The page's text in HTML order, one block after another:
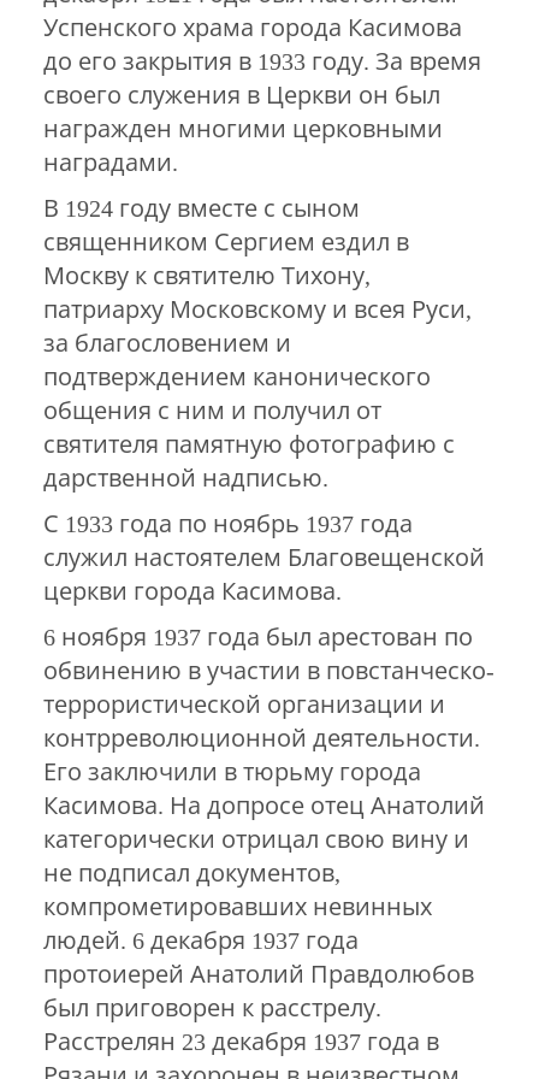
Успенского храма города Касимова
до его закрытия в 1933 году. За время
своего служения в Церкви он был
награжден многими церковными
наградами.
В 1924 году вместе с сыном
священником Сергием ездил в
Москву к святителю Тихону,
патриарху Московскому и всея Руси,
за благословением и
подтверждением канонического
общения с ним и получил от
святителя памятную фотографию с
дарственной надписью.
С 1933 года по ноябрь 1937 года
служил настоятелем Благовещенской
церкви города Касимова.
6 ноября 1937 года был арестован по
обвинению в участии в повстанческо-
террористической организации и
контрреволюционной деятельности.
Его заключили в тюрьму города
Касимова. На допросе отец Анатолий
категорически отрицал свою вину и
не подписал документов,
компрометировавших невинных
людей. 6 декабря 1937 года
протоиерей Анатолий Правдолюбов
был приговорен к расстрелу.
Расстрелян 23 декабря 1937 года в